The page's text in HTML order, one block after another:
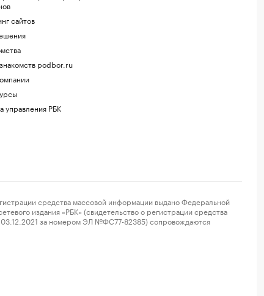
сайтов
podbor.ru
управления РБК
средства массовой информации выдано Федеральной
издания «РБК» (свидетельство о регистрации средства
03.12.2021 за номером ЭЛ №ФС77-82385) сопровождаются